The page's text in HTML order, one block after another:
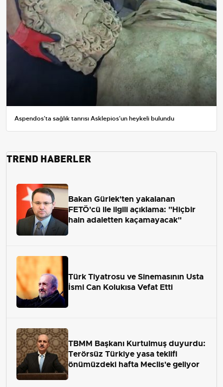
Aspendos'ta sağlık tanrısı Asklepios'un heykeli bulundu
TREND HABERLER
Bakan Gürlek'ten yakalanan
FETÖ'cü ile ilgili açıklama: "Hiçbir
hain adaletten kaçamayacak"
Türk Tiyatrosu ve Sinemasının Usta
İsmi Can Kolukısa Vefat Etti
TBMM Başkanı Kurtulmuş duyurdu:
Terörsüz Türkiye yasa teklifi
önümüzdeki hafta Meclis'e geliyor